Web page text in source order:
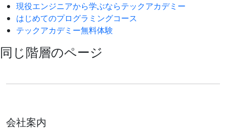
現役エンジニアから学ぶならテックアカデミー
はじめてのプログラミングコース
テックアカデミー無料体験
同じ階層のページ
会社案内